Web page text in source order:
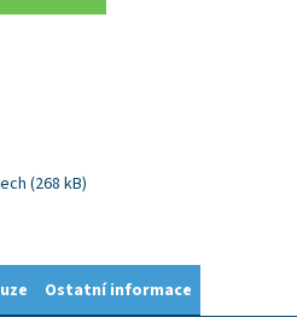
(268 kB)
Ostatní informace